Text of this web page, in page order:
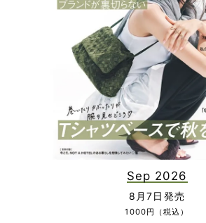
Sep 2026
8月7日発売
1000円（税込）